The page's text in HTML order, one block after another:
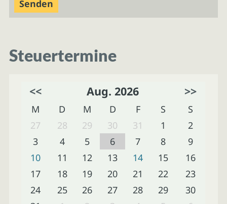
Steuertermine
<< Aug. 2026 >>
M D M D F S
S
27
28 29 30 31 1
2
3
4 5 6 7 8
9
10
11 12 13 14 15
16
17
18 19 20 21 22
23
24
25 26 27 28 29
30